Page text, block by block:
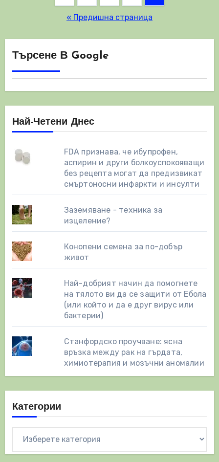
публикациите
на
страници
« Предишна страница
Търсене В Google
Най-Четени Днес
FDA признава, че ибупрофен,
аспирин и други болкоуспокояващи
без рецепта могат да предизвикат
смъртоносни инфаркти и инсулти
Заземяване - техника за
изцеление?
Конопени семена за по-добър
живот
Най-добрият начин да помогнете
на тялото ви да се защити от Ебола
(или който и да е друг вирус или
бактерии)
Станфордско проучване: ясна
връзка между рак на гърдата,
химиотерапия и мозъчни аномалии
Категории